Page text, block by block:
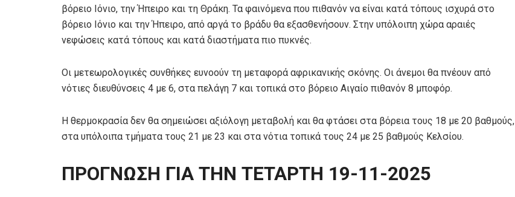
βόρειο Ιόνιο, την Ήπειρο και τη Θράκη. Τα φαινόμενα που πιθανόν να είναι κατά τόπους ισχυρά στο
βόρειο Ιόνιο και την Ήπειρο, από αργά το βράδυ θα εξασθενήσουν. Στην υπόλοιπη χώρα αραιές
νεφώσεις κατά τόπους και κατά διαστήματα πιο πυκνές.
Οι μετεωρολογικές συνθήκες ευνοούν τη μεταφορά αφρικανικής σκόνης. Οι άνεμοι θα πνέουν από
νότιες διευθύνσεις 4 με 6, στα πελάγη 7 και τοπικά στο βόρειο Αιγαίο πιθανόν 8 μποφόρ.
Η θερμοκρασία δεν θα σημειώσει αξιόλογη μεταβολή και θα φτάσει στα βόρεια τους 18 με 20 βαθμούς,
στα υπόλοιπα τμήματα τους 21 με 23 και στα νότια τοπικά τους 24 με 25 βαθμούς Κελσίου.
ΠΡΟΓΝΩΣΗ ΓΙΑ ΤΗΝ ΤΕΤΑΡΤΗ 19-11-2025